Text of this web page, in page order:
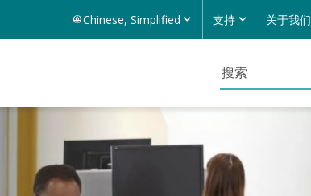
Chinese, Simplified 支持 关于我们